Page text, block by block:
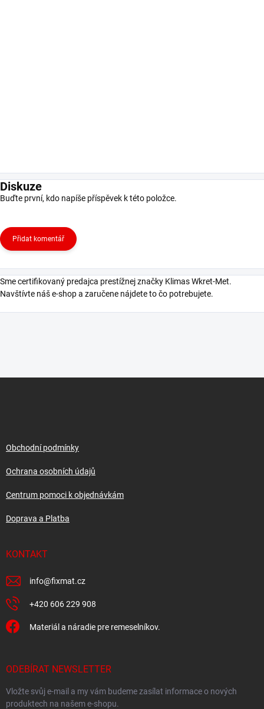
Diskuze
Buďte první, kdo napíše příspěvek k této položce.
Přidat komentář
Sme certifikovaný predajca prestížnej značky Klimas Wkret-Met.
Navštívte náš e-shop a zaručene nájdete to čo potrebujete.
Obchodní podmínky
Ochrana osobních údajů
Centrum pomoci k objednávkám
Doprava a Platba
KONTAKT
info@fixmat.cz
+420 606 229 908
Materiál a náradie pre remeselníkov.
ODEBÍRAT NEWSLETTER
Vložte svůj e-mail a my vám budeme zasílat informace o nových
produktech na našem e-shopu.